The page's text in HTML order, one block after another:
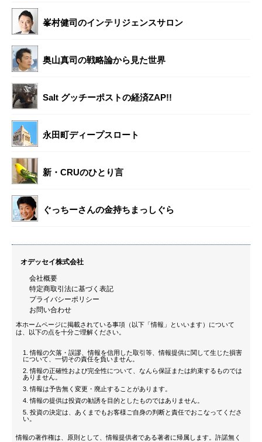
峯村健司のインテリジェンスサロン
奥山真司の戦略論から見た世界
Salt グッチーポストの経済ZAP!!
永田町ディープスロート
新・CRUのひとり言
ぐっちーさんの金持ちまっしぐら
オデッセイ株式会社
会社概要
特定商取引法に基づく表記
プライバシーポリシー
お問い合わせ
本ホームページに掲載されている事項（以下「情報」といいます）について
は、以下の点を十分ご理解ください。
情報の欠落・誤謬、情報を信用した取引等、情報提供に関して生じた損害
について、一切その責任を負いません。
情報の正確性および完全性について、なんら保証または約束するものでは
ありません。
情報は予告無く変更・廃止することがあります。
情報の提供は投資の勧誘を目的としたものではありません。
投資の決定は、あくまでもお客様ご自身の判断と責任でおこなってくださ
い。
情報の著作権は、原則として、情報提供者である著者に帰属します。許諾無く